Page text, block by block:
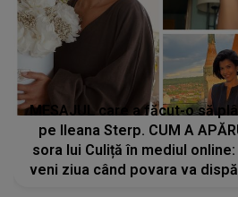
MESAJUL care a făcut-o să
pe Ileana Sterp. CUM A
sora lui Culiță în mediul online:
veni ziua când povara va